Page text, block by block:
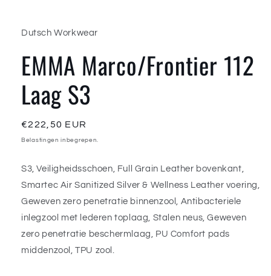
Dutsch Workwear
EMMA Marco/Frontier 112
Laag S3
Normale
prijs
€222,50 EUR
Belastingen inbegrepen.
S3, Veiligheidsschoen, Full Grain Leather bovenkant,
Smartec Air Sanitized Silver & Wellness Leather voering,
Geweven zero penetratie binnenzool, Antibacteriele
inlegzool met lederen toplaag, Stalen neus, Geweven
zero penetratie beschermlaag, PU Comfort pads
middenzool, TPU zool.